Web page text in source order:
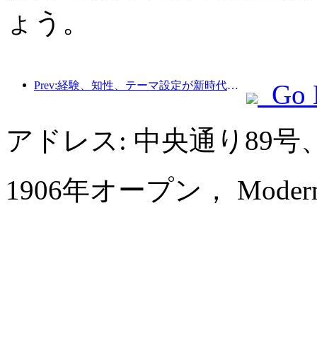
ょう。
Prev:経験、知性、テーマ設定が新時代のホテルの解決策
Go
アドレス: 中央通り89号
1906年オープン，